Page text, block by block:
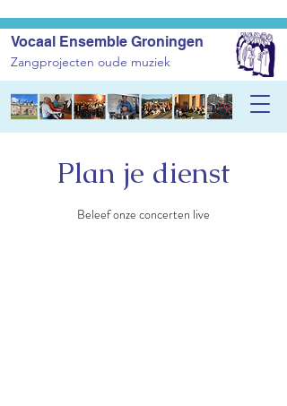
Vocaal Ensemble Groningen
Zangprojecten oude muziek
Plan je dienst
Beleef onze concerten live